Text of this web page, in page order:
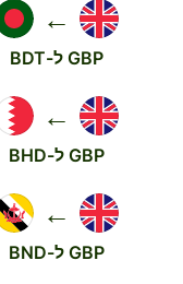
←
GBP ל-BDT
←
GBP ל-BHD
←
GBP ל-BND